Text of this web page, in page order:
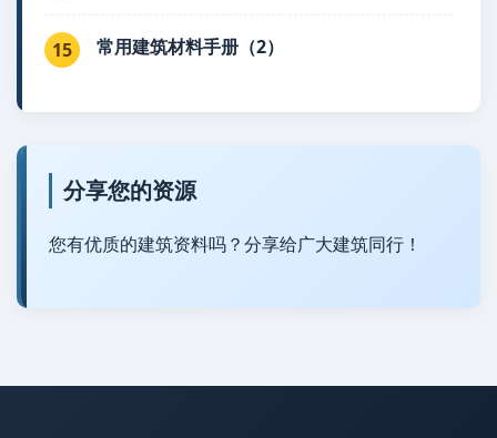
15 常用建筑材料手册（2）
分享您的资源
您有优质的建筑资料吗？分享给广大建筑同行！